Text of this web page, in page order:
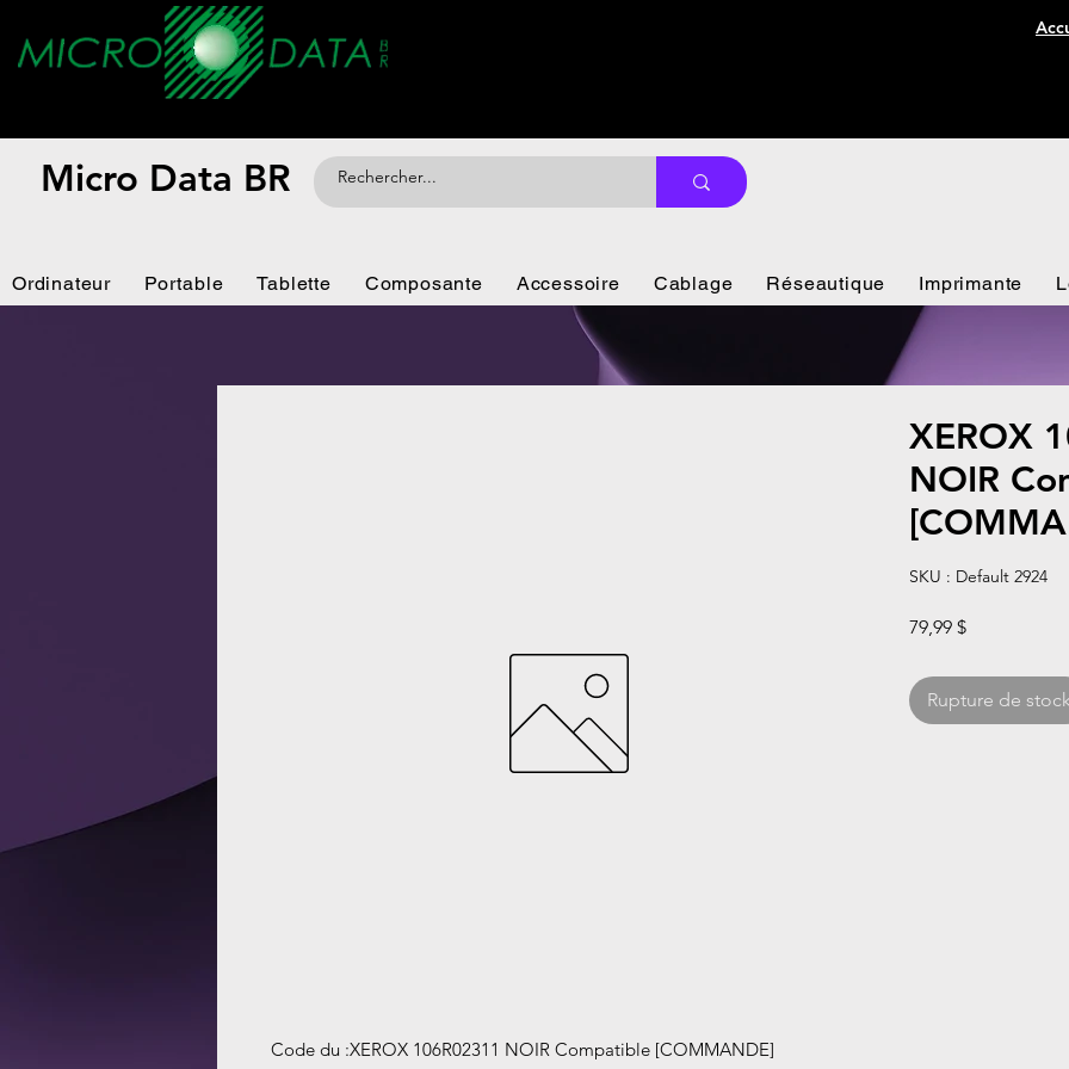
Micro Data BR
Ordinateur Portable Tablette Composante Accessoire Cablage Réseautique Imprimante
Code du :XEROX 106R02311 NOIR Compatible [COMMANDE]
XEROX
NOIR
SKU : Default 2924
79,99 $Prix
Rupture de